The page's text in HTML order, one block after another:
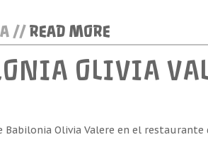
//READ MORE
OLIVIA
Babilonia Olivia Valere en el